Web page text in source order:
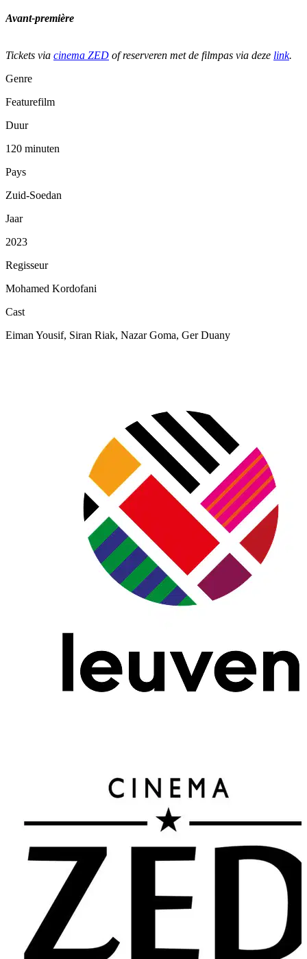
Avant-première
Tickets via cinema ZED of reserveren met de filmpas via deze link.
Genre
Featurefilm
Duur
120 minuten
Pays
Zuid-Soedan
Jaar
2023
Regisseur
Mohamed Kordofani
Cast
Eiman Yousif, Siran Riak, Nazar Goma, Ger Duany